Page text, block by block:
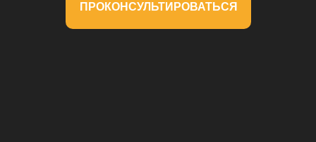
ПРОКОНСУЛЬТИРОВАТЬСЯ